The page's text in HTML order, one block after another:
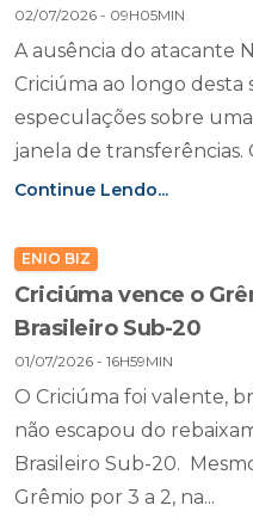
02/07/2026 - 09H05MIN
A ausência do atacante
Criciúma ao longo desta
especulações sobre
janela de transferências.
Continue Lendo...
ENIO BIZ
Criciúma vence o
Brasileiro Sub-20
01/07/2026 - 16H59MIN
O Criciúma foi valente,
não escapou do
Brasileiro Sub-20.
Grêmio por 3 a 2, na...